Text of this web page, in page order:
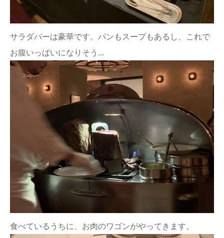
サラダバーは豪華です。パンもスープもあるし、これで
お腹いっぱいになりそう…
食べているうちに、お肉のワゴンがやってきます。